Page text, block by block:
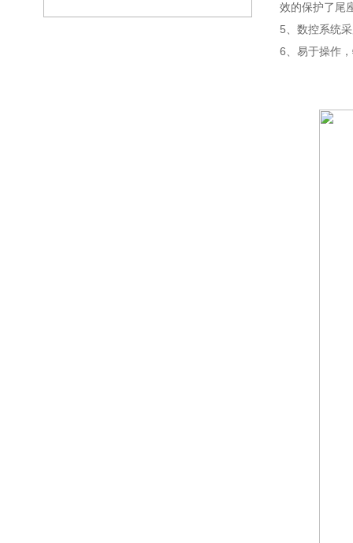
效的保护了尾
5、数控系统
6、易于操作